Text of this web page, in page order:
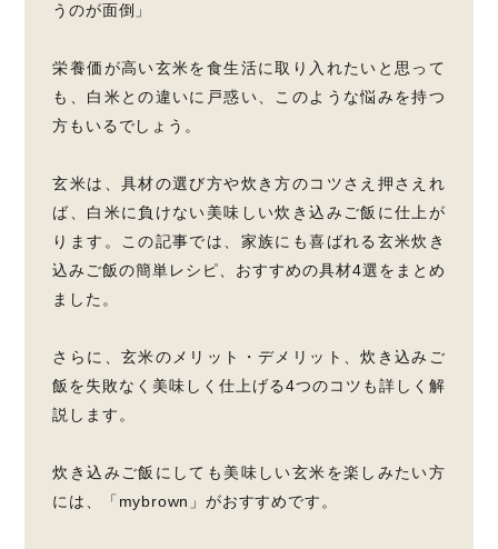
うのが面倒」
栄養価が高い玄米を食生活に取り入れたいと思って
も、白米との違いに戸惑い、このような悩みを持つ
方もいるでしょう。
玄米は、具材の選び方や炊き方のコツさえ押さえれ
ば、白米に負けない美味しい炊き込みご飯に仕上が
ります。この記事では、家族にも喜ばれる玄米炊き
込みご飯の簡単レシピ、おすすめの具材4選をまとめ
ました。
さらに、玄米のメリット・デメリット、炊き込みご
飯を失敗なく美味しく仕上げる4つのコツも詳しく解
説します。
炊き込みご飯にしても美味しい玄米を楽しみたい方
には、「mybrown」がおすすめです。